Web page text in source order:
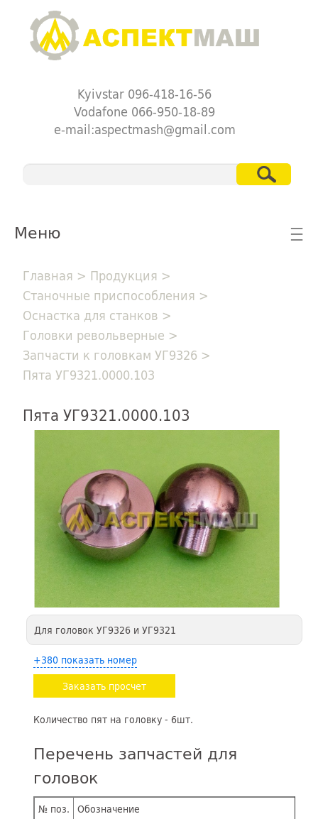
Kyivstar 096-418-16-56
Vodafone 066-950-18-89
e-mail:aspectmash@gmail.com
Меню ☰
Главная > Продукция >
Станочные приспособления >
Оснастка для станков >
Головки револьверные >
Запчасти к головкам УГ9326 >
Пята УГ9321.0000.103
Пята УГ9321.0000.103
Для головок УГ9326 и УГ9321
+380 показать номер
Заказать просчет
Количество пят на головку - 6шт.
Перечень запчастей для
головок
№ поз. Обозначение